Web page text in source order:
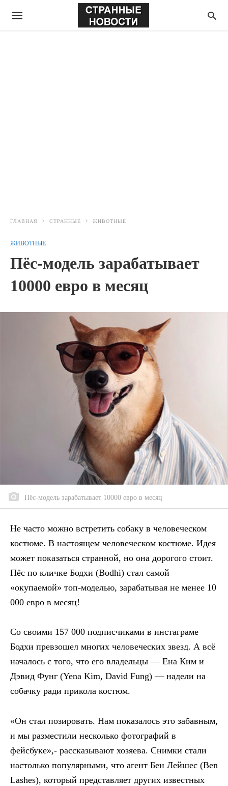
ГЛАВНАЯ СТРАННЫЕ ЖИВОТНЫЕ
ЖИВОТНЫЕ
Пёс-модель зарабатывает
10000 евро в месяц
Пёс-модель зарабатывает 10000 евро в месяц
Не часто можно встретить собаку в человеческом
костюме. В настоящем человеческом костюме. Идея
может показаться странной, но она дорогого стоит.
Пёс по кличке Бодхи (Bodhi) стал самой
«окупаемой» топ-моделью, зарабатывая не менее 10
000 евро в месяц!
Со своими 157 000 подписчиками в инстаграме
Бодхи превзошел многих человеческих звезд. А всё
началось с того, что его владельцы — Ена Ким и
Дэвид Фунг (Yena Kim, David Fung) — надели на
собачку ради прикола костюм.
«Он стал позировать. Нам показалось это забавным,
и мы разместили несколько фотографий в
фейсбуке»,- рассказывают хозяева. Снимки стали
настолько популярными, что агент Бен Лейшес (Ben
Lashes), который представляет других известных